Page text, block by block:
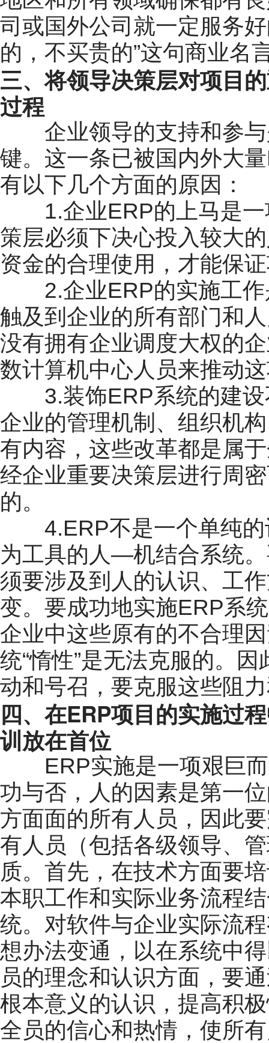
司或国外公司就一定服务
的，不买贵的”这句商业名
三、将领导决策层对项目
过程
企业领导的支持和参与
键。这一条已被国内外大
有以下几个方面的原因：
1.企业ERP的上马是一
策层必须下决心投入较大
资金的合理使用，才能保
2.企业ERP的实施工作
触及到企业的所有部门和
没有拥有企业调度大权的
数计算机中心人员来推动
3.装饰ERP系统的建设
企业的管理机制、组织机
有内容，这些改革都是属
经企业重要决策层进行周
的。
4.ERP不是一个单纯的
为工具的人—机结合系统
须要涉及到人的认识、工
变。要成功地实施ERP系
企业中这些原有的不合理
统“惰性”是无法克服的。
动和号召，要克服这些阻
四、在ERP项目的实施过
训放在首位
ERP实施是一项艰巨而
功与否，人的因素是第一
方面面的所有人员，因此
有人员（包括各级领导、
质。首先，在技术方面要
本职工作和实际业务流程
统。对软件与企业实际流
想办法变通，以在系统中
员的理念和认识方面，要
根本意义的认识，提高积
全员的信心和热情，使所